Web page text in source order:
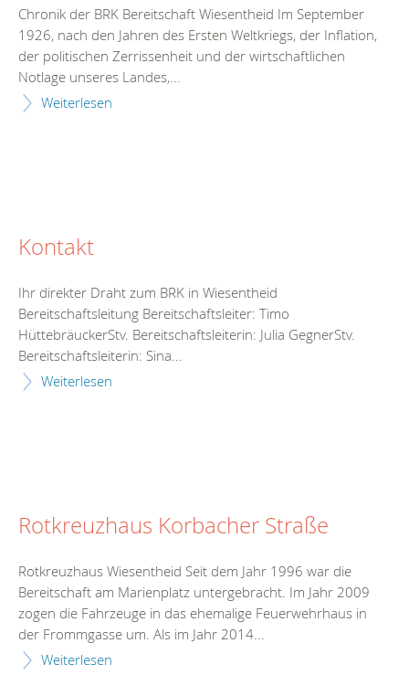
Chronik der BRK Bereitschaft Wiesentheid Im September
1926, nach den Jahren des Ersten Weltkriegs, der Inflation,
der politischen Zerrissenheit und der wirtschaftlichen
Notlage unseres Landes,...
Weiterlesen
Kontakt
Ihr direkter Draht zum BRK in Wiesentheid
Bereitschaftsleitung Bereitschaftsleiter: Timo
HüttebräuckerStv. Bereitschaftsleiterin: Julia GegnerStv.
Bereitschaftsleiterin: Sina...
Weiterlesen
Rotkreuzhaus Korbacher Straße
Rotkreuzhaus Wiesentheid Seit dem Jahr 1996 war die
Bereitschaft am Marienplatz untergebracht. Im Jahr 2009
zogen die Fahrzeuge in das ehemalige Feuerwehrhaus in
der Frommgasse um. Als im Jahr 2014...
Weiterlesen